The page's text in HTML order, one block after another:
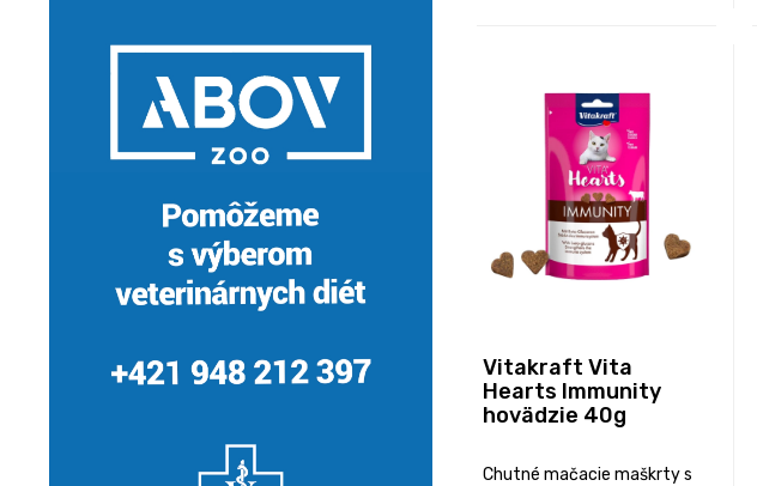
Vitakraft Vita
Hearts Immunity
hovädzie 40g
Chutné mačacie maškrty s